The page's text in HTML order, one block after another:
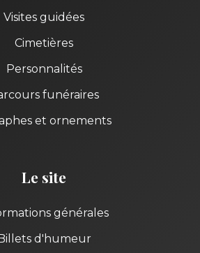
Visites guidées
Cimetières
Personnalités
funéraires
et ornements
Le site
générales
d'humeur